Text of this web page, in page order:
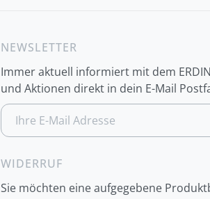
NEWSLETTER
Immer aktuell informiert mit dem
und Aktionen direkt in dein E-Mail
A
m
d
n
WIDERRUF
Sie möchten eine aufgegebene